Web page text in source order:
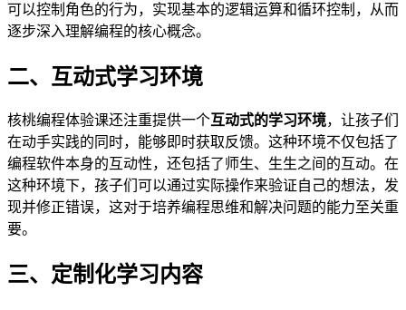
可以控制角色的行为，实现基本的逻辑运算和循环控制，从而
逐步深入理解编程的核心概念。
二、互动式学习环境
核桃编程体验课还注重提供一个互动式的学习环境，让孩子们
在动手实践的同时，能够即时获取反馈。这种环境不仅包括了
编程软件本身的互动性，还包括了师生、生生之间的互动。在
这种环境下，孩子们可以通过实际操作来验证自己的想法，发
现并修正错误，这对于培养编程思维和解决问题的能力至关重
要。
三、定制化学习内容